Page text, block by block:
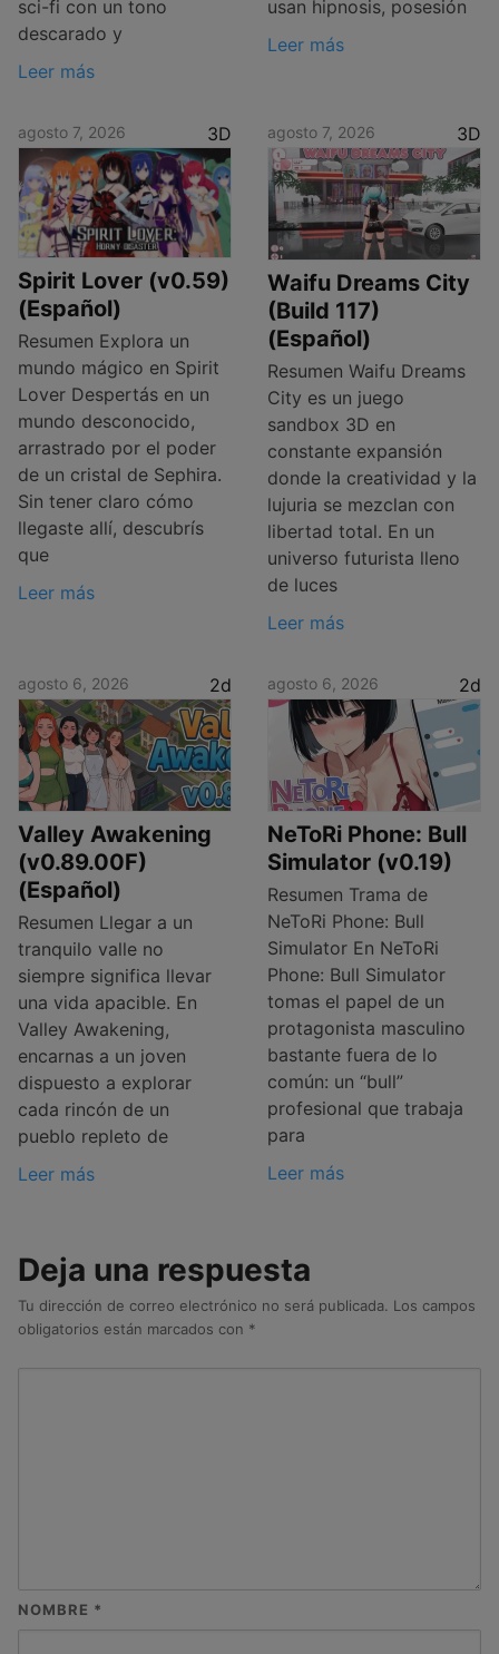
sci-fi con un tono
descarado y
Leer más
usan hipnosis, posesión
Leer más
agosto 7, 2026 3D
Spirit Lover (v0.59)
(Español)
Resumen Explora un
mundo mágico en Spirit
Lover Despertás en un
mundo desconocido,
arrastrado por el poder
de un cristal de Sephira.
Sin tener claro cómo
llegaste allí, descubrís
que
Leer más
agosto 7, 2026 3D
Waifu Dreams City
(Build 117)
(Español)
Resumen Waifu Dreams
City es un juego
sandbox 3D en
constante expansión
donde la creatividad y la
lujuria se mezclan con
libertad total. En un
universo futurista lleno
de luces
Leer más
agosto 6, 2026 2d
Valley Awakening
(v0.89.00F)
(Español)
Resumen Llegar a un
tranquilo valle no
siempre significa llevar
una vida apacible. En
Valley Awakening,
encarnas a un joven
dispuesto a explorar
cada rincón de un
pueblo repleto de
Leer más
agosto 6, 2026 2d
NeToRi Phone: Bull
Simulator (v0.19)
Resumen Trama de
NeToRi Phone: Bull
Simulator En NeToRi
Phone: Bull Simulator
tomas el papel de un
protagonista masculino
bastante fuera de lo
común: un “bull”
profesional que trabaja
para
Leer más
Deja una respuesta
Tu dirección de correo electrónico no será publicada. Los campos
obligatorios están marcados con *
NOMBRE *